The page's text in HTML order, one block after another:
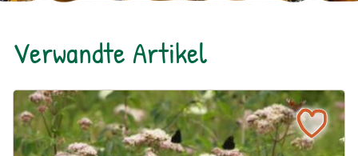
Verwandte Artikel
Ein blühendes Schmetterlingsbeet für Groß und Klein